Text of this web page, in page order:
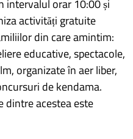
intervalul orar 10:00 și
activități gratuite
din care amintim:
educative, spectacole,
organizate în aer liber,
de kendama.
dintre acestea este